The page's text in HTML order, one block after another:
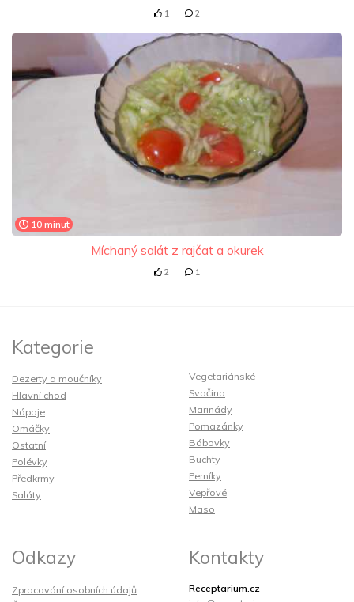
1 2
10 minut
Míchaný salát z rajčat a okurek
2 1
Kategorie
Dezerty a moučníky
Hlavní chod
Nápoje
Omáčky
Ostatní
Polévky
Předkrmy
Saláty
Vegetariánské
Svačina
Marinády
Pomazánky
Bábovky
Buchty
Perníky
Vepřové
Maso
Odkazy
Zpracování osobních údajů
Kontakty
Receptarium.cz